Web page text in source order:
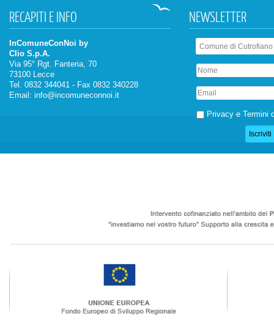
RECAPITI E INFO
InComuneConNoi by
Clio S.p.A.
Via 95° Rgt. Fanteria, 70
73100 Lecce
Tel. 0832 344041 - Fax 0832 340228
Email: info@incomuneconnoi.it
NEWSLETTER
Privacy e Termini